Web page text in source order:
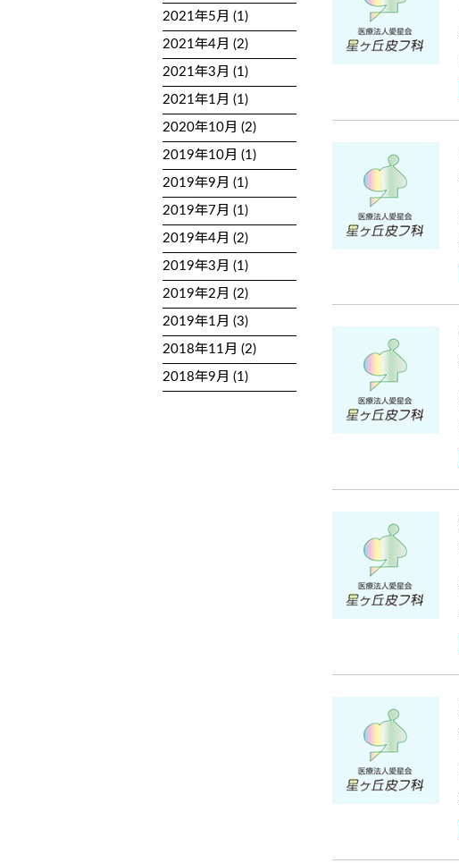
2021年5月 (1)
2021年4月 (2)
2021年3月 (1)
2021年1月 (1)
2020年10月 (2)
2019年10月 (1)
2019年9月 (1)
2019年7月 (1)
2019年4月 (2)
2019年3月 (1)
2019年2月 (2)
2019年1月 (3)
2018年11月 (2)
2018年9月 (1)